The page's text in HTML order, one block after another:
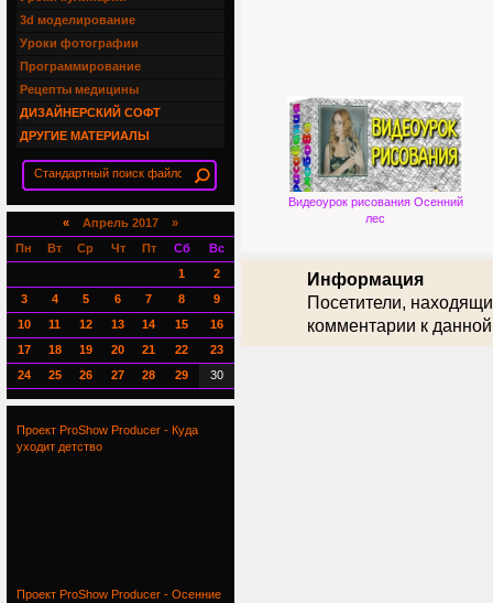
Видеоурок рисования Осенний
лес
Информация
Посетители,
комментарии к
3d моделирование
Уроки фотографии
Программирование
Рецепты медицины
ДИЗАЙНЕРСКИЙ СОФТ
ДРУГИЕ МАТЕРИАЛЫ
« Апрель 2017 »
Пн
Вт Ср Чт Пт Сб
Вс
1
2
3
4 5 6 7 8
9
10
11 12 13 14 15
16
17
18 19 20 21 22
23
24
25 26 27 28 29 30
Проект ProShow Producer - Куда
уходит детство
Проект ProShow Producer - Осенние